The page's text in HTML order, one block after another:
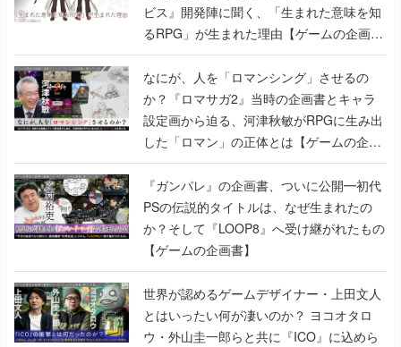
なにが、人を「ロマンシング」させるの
か？『ロマサガ2』当時の企画書とキャラ
設定画から迫る、河津秋敏がRPGに生み出
した「ロマン」の正体とは【ゲームの企画
書】
『ガンパレ』の企画書、ついに公開━初代
PSの伝説的タイトルは、なぜ生まれたの
か？そして『LOOP8』へ受け継がれたもの
【ゲームの企画書】
世界が認めるゲームデザイナー・上田文人
とはいったい何が凄いのか？ ヨコオタロ
ウ・外山圭一郎らと共に『ICO』に込めら
れたこだわりを語り尽くす！【ゲームの企
画書】
【ゲームの企画書】『ペルソナ3』を築き